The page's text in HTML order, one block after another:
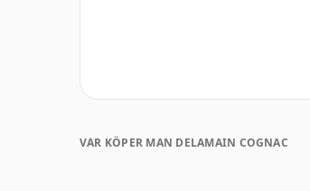
VAR KÖPER MAN DELAMAIN COGNAC